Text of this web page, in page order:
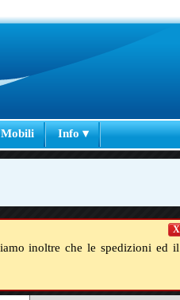
Mobili Info ▾
inoltre che le spedizioni ed il
X